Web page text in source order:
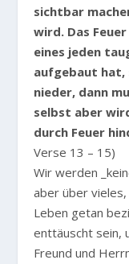
sichtbar
wird. Das
eines jeden
aufgebaut hat,
nieder, dann
selbst aber
durch Feuer
Verse 13 – 15)
Wir werden
aber über
Leben getan
enttäuscht sein,
Freund und